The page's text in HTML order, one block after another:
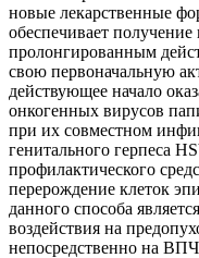
новые лекарственные
обеспечивает
пролонгированным
свою первоначальную
действующее начало
онкогенных вирусов
при их совместном
генитального герпеса
профилактического
перерождение клеток
данного способа
воздействия на
непосредственно на